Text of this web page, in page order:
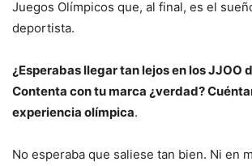
Juegos Olímpicos que, al final, es el
deportista.
¿Esperabas llegar tan lejos en los JJOO
Contenta con tu marca ¿verdad?
experiencia olímpica.
No esperaba que saliese tan bien. Ni en